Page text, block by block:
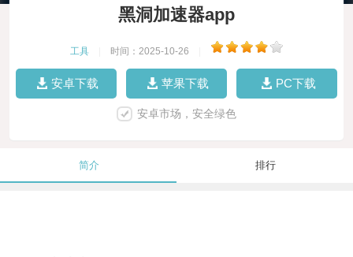
黑洞加速器app
工具 时间：2025-10-26
安卓下载 苹果下载 PC下载
安卓市场，安全绿色
简介 排行